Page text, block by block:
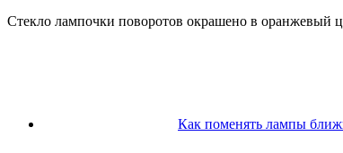
Стекло лампочки поворотов окрашено в оранжевый
Как поменять лампы